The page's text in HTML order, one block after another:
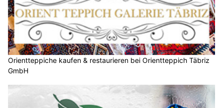
Orientteppiche kaufen & restaurieren bei Orientteppich Täbriz
GmbH